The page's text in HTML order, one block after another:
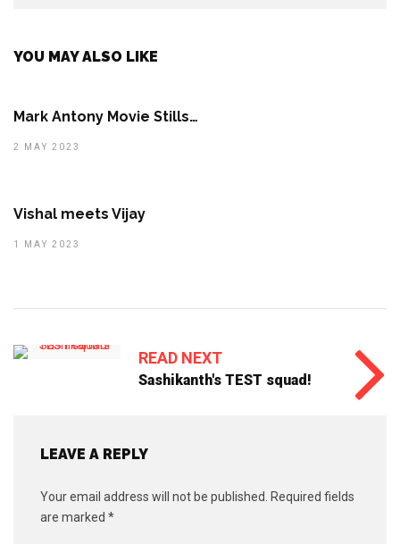
YOU MAY ALSO LIKE
Mark Antony Movie Stills…
2 MAY 2023
Vishal meets Vijay
1 MAY 2023
READ NEXT
Sashikanth's TEST squad!
LEAVE A REPLY
Your email address will not be published.
Required fields
are marked *